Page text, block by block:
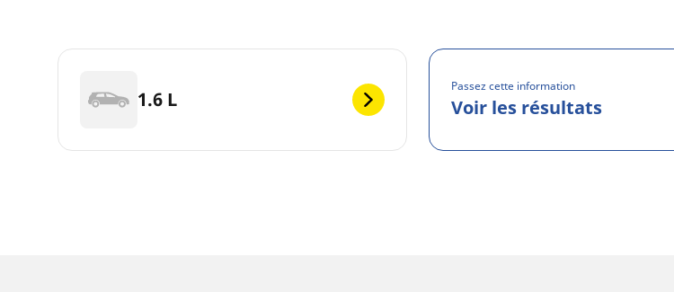
1.6 L
Passez cette information
Voir les résultats